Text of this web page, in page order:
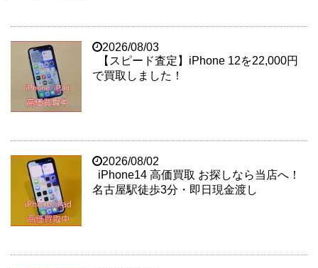
2026/08/03
【スピード査定】iPhone 12を22,000円
で買取しました！
2026/08/02
iPhone14 高価買取 お探しなら当店へ！
名古屋駅徒歩3分・即日現金渡し